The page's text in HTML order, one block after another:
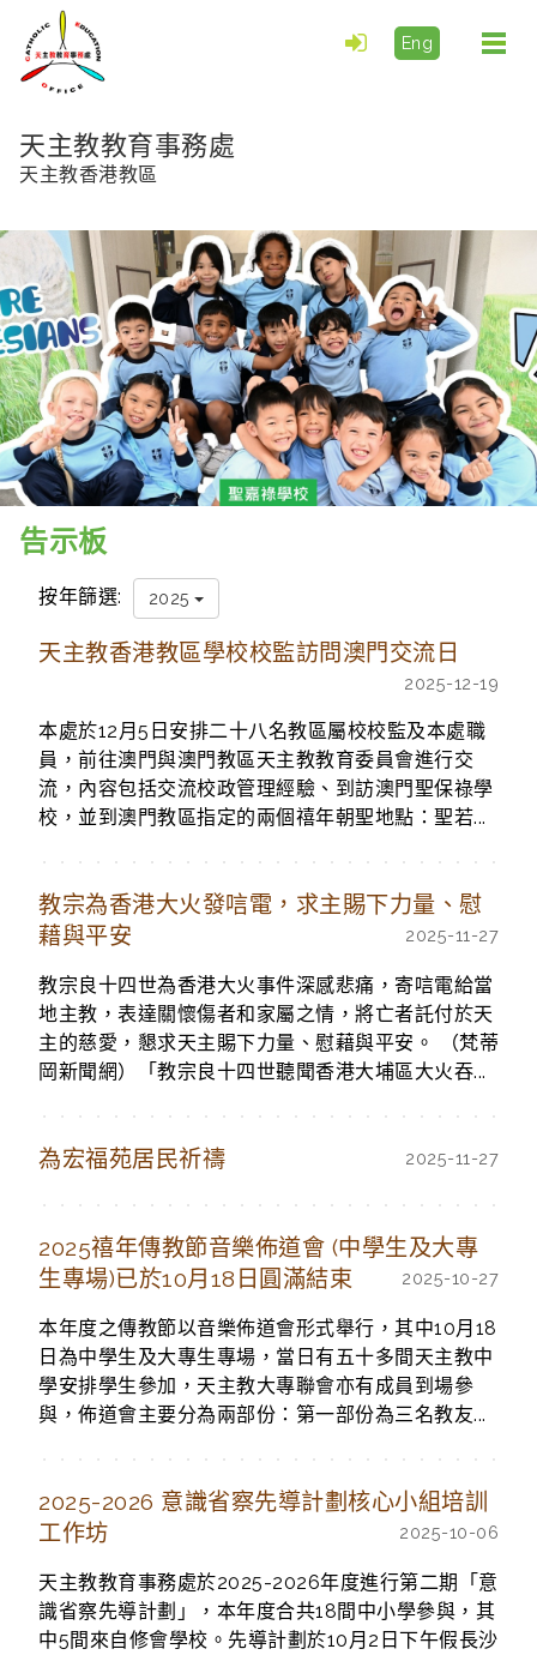
Eng
天主教教育事務處
天主教香港教區
告示板
按年篩選: 2025
天主教香港教區學校校監訪問澳門交流日
2025-12-19
本處於12月5日安排二十八名教區屬校校監及本處職
員，前往澳門與澳門教區天主教教育委員會進行交
流，內容包括交流校政管理經驗、到訪澳門聖保祿學
校，並到澳門教區指定的兩個禧年朝聖地點：聖若...
教宗為香港大火發唁電，求主賜下力量、慰
藉與平安
2025-11-27
教宗良十四世為香港大火事件深感悲痛，寄唁電給當
地主教，表達關懷傷者和家屬之情，將亡者託付於天
主的慈愛，懇求天主賜下力量、慰藉與平安。 （梵蒂
岡新聞網）「教宗良十四世聽聞香港大埔區大火吞...
為宏福苑居民祈禱 2025-11-27
2025禧年傳教節音樂佈道會 (中學生及大專
生專場)已於10月18日圓滿結束
2025-10-27
本年度之傳教節以音樂佈道會形式舉行，其中10月18
日為中學生及大專生專場，當日有五十多間天主教中
學安排學生參加，天主教大專聯會亦有成員到場參
與，佈道會主要分為兩部份：第一部份為三名教友...
2025-2026 意識省察先導計劃核心小組培訓
工作坊
2025-10-06
天主教教育事務處於2025-2026年度進行第二期「意
識省察先導計劃」，本年度合共18間中小學參與，其
中5間來自修會學校。先導計劃於10月2日下午假長沙